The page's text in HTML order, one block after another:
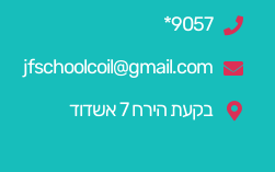
9057*
jfschoolcoil@gmail.com
בקעת הירח 7 אשדוד